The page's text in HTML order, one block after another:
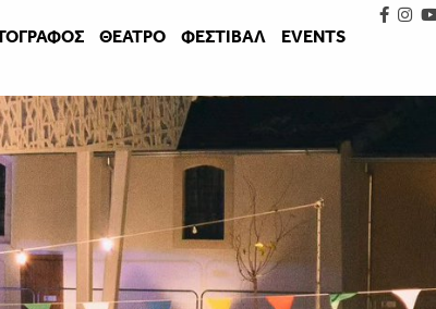
ΘΈΑΤΡΟ ΦΕΣΤΙΒΑΛ
EVENTS